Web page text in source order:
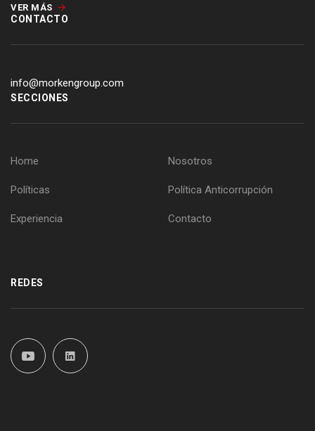
VER MÁS
CONTACTO
info@morkengroup.com
SECCIONES
Home Nosotros
Políticas Política Anticorrupción
Experiencia Contacto
REDES